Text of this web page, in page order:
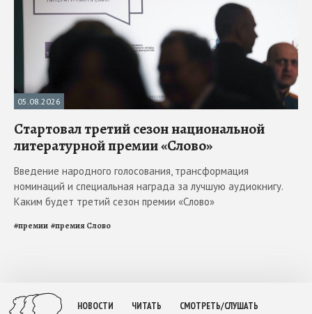
05.08.2026
Стартовал третий сезон национальной
литературной премии «Слово»
Введение народного голосования, трансформация
номинаций и специальная награда за лучшую аудиокнигу.
Каким будет третий сезон премии «Слово»
#премии #премия Слово
НОВОСТИ ЧИТАТЬ
СМОТРЕТЬ/СЛУШАТЬ